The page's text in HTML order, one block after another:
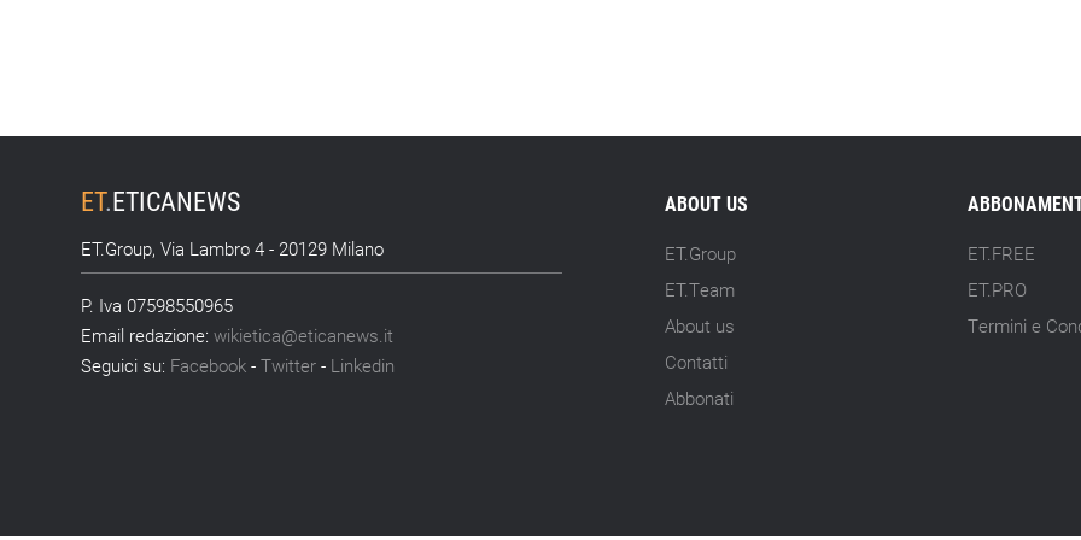
ET.ETICANEWS
ET.Group, Via Lambro 4 - 20129 Milano
P. Iva 07598550965
Email redazione:wikietica@eticanews.it
Seguici su: Facebook -Twitter - Linkedin
ABOUT US
ET.Group
ET.Team
About us
Contatti
Abbonati
ET.FREE
ET.PRO
Termini e